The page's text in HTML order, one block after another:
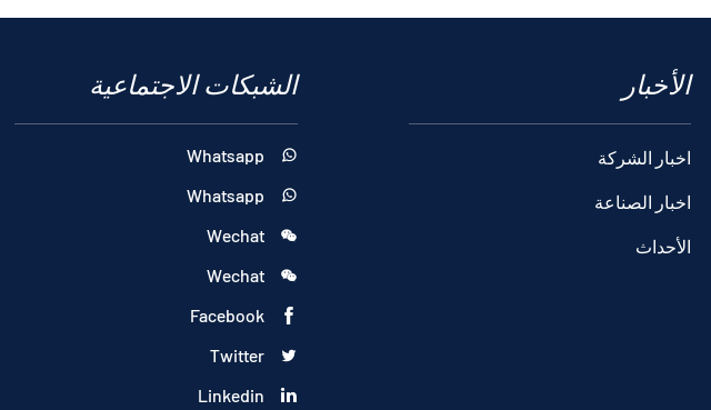
الأخبار
اخبار الشركة
اخبار الصناعة
الأحداث
الشبكات الاجتماعية

Whatsapp

Whatsapp

Wechat

Wechat

Facebook

Twitter

Linkedin